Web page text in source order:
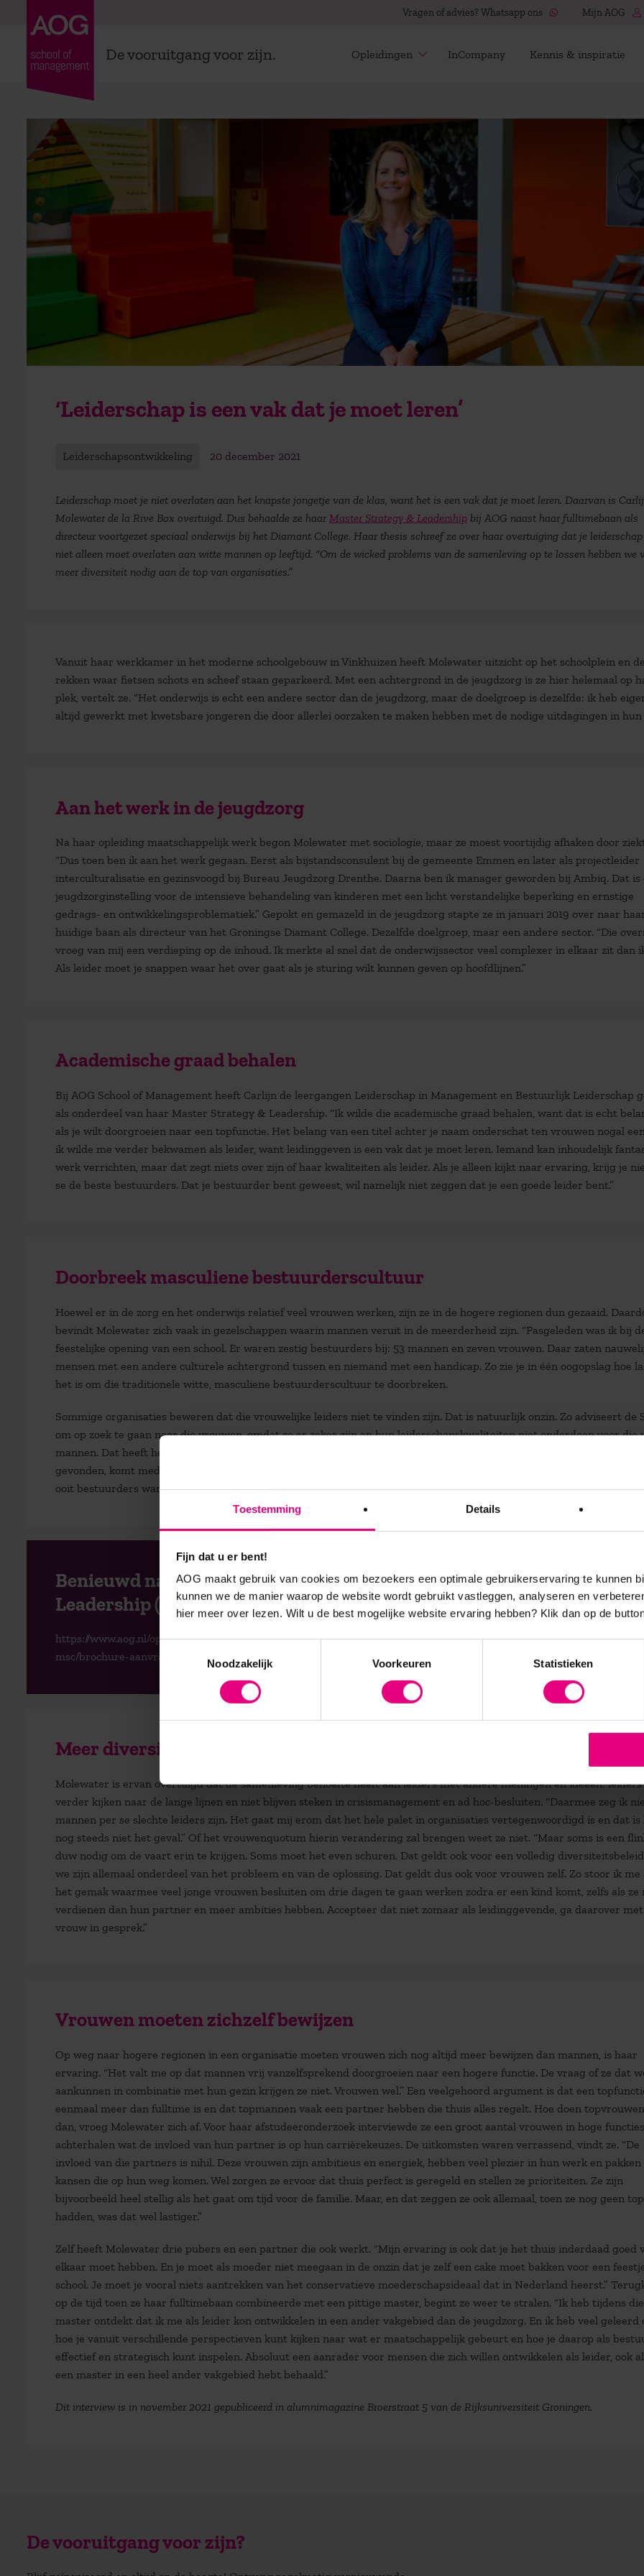
Toestemming Details
Fijn dat u er bent!
AOG maakt gebruik van cookies om bezoekers een optimale gebruikerservaring te kunnen
kunnen we de manier waarop de website wordt gebruikt vastleggen, analyseren en
hier meer over lezen. Wilt u de best mogelijke website ervaring hebben? Klik dan op de
Toestemmingsselectie
Noodzakelijk
Voorkeuren Statistieken
Vragen of advies? Whatsapp ons Mijn AOG
De vooruitgang voor zijn. Opleidingen InCompany Kennis & inspiratie
‘Leiderschap is een vak dat je moet leren’
Leiderschapsontwikkeling 20 december 2021
Leiderschap moet je niet overlaten aan het knapste jongetje van de klas, want het is een vak dat je moet leren. Daarvan is
Molewater de la Rive Box overtuigd. Dus behaalde ze haar Master Strategy & Leadership bij AOG naast haar fulltimebaan als
directeur voortgezet speciaal onderwijs bij het Diamant College. Haar thesis schreef ze over haar overtuiging dat je
niet alleen moet overlaten aan witte mannen op leeftijd. “Om de wicked problems van de samenleving op te lossen hebben we
meer diversiteit nodig aan de top van organisaties.”
Vanuit haar werkkamer in het moderne schoolgebouw in Vinkhuizen heeft Molewater uitzicht op het schoolplein en de
rekken waar fietsen schots en scheef staan geparkeerd. Met een achtergrond in de jeugdzorg is ze hier helemaal op
plek, vertelt ze. “Het onderwijs is echt een andere sector dan de jeugdzorg, maar de doelgroep is dezelfde: ik heb
altijd gewerkt met kwetsbare jongeren die door allerlei oorzaken te maken hebben met de nodige uitdagingen in hun
Aan het werk in de jeugdzorg
Na haar opleiding maatschappelijk werk begon Molewater met sociologie, maar ze moest voortijdig afhaken door
“Dus toen ben ik aan het werk gegaan. Eerst als bijstandsconsulent bij de gemeente Emmen en later als projectleider
interculturalisatie en gezinsvoogd bij Bureau Jeugdzorg Drenthe. Daarna ben ik manager geworden bij Ambiq. Dat is
jeugdzorginstelling voor de intensieve behandeling van kinderen met een licht verstandelijke beperking en ernstige
gedrags- en ontwikkelingsproblematiek.” Gepokt en gemazeld in de jeugdzorg stapte ze in januari 2019 over naar
huidige baan als directeur van het Groningse Diamant College. Dezelfde doelgroep, maar een andere sector. “Die
vroeg van mij een verdieping op de inhoud. Ik merkte al snel dat de onderwijssector veel complexer in elkaar zit dan
Als leider moet je snappen waar het over gaat als je sturing wilt kunnen geven op hoofdlijnen.”
Academische graad behalen
Bij AOG School of Management heeft Carlijn de leergangen Leiderschap in Management en Bestuurlijk Leiderschap
als onderdeel van haar Master Strategy & Leadership. “Ik wilde die academische graad behalen, want dat is echt
als je wilt doorgroeien naar een topfunctie. Het belang van een titel achter je naam onderschat ten vrouwen nogal
ik wilde me verder bekwamen als leider, want leidinggeven is een vak dat je moet leren. Iemand kan inhoudelijk
werk verrichten, maar dat zegt niets over zijn of haar kwaliteiten als leider. Als je alleen kijkt naar ervaring, krijg je
se de beste bestuurders. Dat je bestuurder bent geweest, wil namelijk niet zeggen dat je een goede leider bent.”
Doorbreek masculiene bestuurderscultuur
Hoewel er in de zorg en het onderwijs relatief veel vrouwen werken, zijn ze in de hogere regionen dun gezaaid.
bevindt Molewater zich vaak in gezelschappen waarin mannen veruit in de meerderheid zijn. “Pasgeleden was ik bij
feestelijke opening van een school. Er waren zestig bestuurders bij: 53 mannen en zeven vrouwen. Daar zaten
mensen met een andere culturele achtergrond tussen en niemand met een handicap. Zo zie je in één oogopslag hoe
het is om die traditionele witte, masculiene bestuurderscultuur te doorbreken.
Sommige organisaties beweren dat die vrouwelijke leiders niet te vinden zijn. Dat is natuurlijk onzin. Zo adviseert de
om op zoek te gaan naar die vrouwen, omdat ze er zeker zijn en hun leiderschapskwaliteiten niet onderdoen voor die
mannen. Dat heeft het onderzoek van hoogleraar Janka Stoker duidelijk aangetoond. Dat die vrouwen niet worden
gevonden, komt mede doordat recruitmentbureaus voor hogere functies vaak worden gerund door witte mannen die
ooit bestuurders waren. Die zoeken naar hun gelijken. Die manier van werven past niet meer bij deze tijd.”
Benieuwd naar de Master Strategy &
Leadership (MSc)?
https://www.aog.nl/opleiding/professional-master-strategy-leadership-
msc/brochure-aanvragen/
Meer diversiteit nodig in bestuurskamers
Molewater is ervan overtuigd dat de samenleving behoefte heeft aan leiders met andere meningen en ideeën:
verder kijken naar de lange lijnen en niet blijven steken in crisismanagement en ad hoc-besluiten. “Daarmee zeg ik
mannen per se slechte leiders zijn. Het gaat mij erom dat het hele palet in organisaties vertegenwoordigd is en dat is
nog steeds niet het geval.” Of het vrouwenquotum hierin verandering zal brengen weet ze niet. “Maar soms is een
duw nodig om de vaart erin te krijgen. Soms moet het even schuren. Dat geldt ook voor een volledig
we zijn allemaal onderdeel van het probleem en van de oplossing. Dat geldt dus ook voor vrouwen zelf. Zo stoor ik me
het gemak waarmee veel jonge vrouwen besluiten om drie dagen te gaan werken zodra er een kind komt, zelfs als ze
verdienen dan hun partner en meer ambities hebben. Accepteer dat niet zomaar als leidinggevende, ga daarover met
vrouw in gesprek.”
Vrouwen moeten zichzelf bewijzen
Op weg naar hogere regionen in een organisatie moeten vrouwen zich nog altijd meer bewijzen dan mannen, is haar
ervaring. “Het valt me op dat mannen vrij vanzelfsprekend doorgroeien naar een hogere functie. De vraag of ze dat
aankunnen in combinatie met hun gezin krijgen ze niet. Vrouwen wel.” Een veelgehoord argument is dat een
eenmaal meer dan fulltime is en dat topmannen vaak een partner hebben die thuis alles regelt. Hoe doen
dan, vroeg Molewater zich af. Voor haar afstudeeronderzoek interviewde ze een groot aantal vrouwen in hoge
achterhalen wat de invloed van hun partner is op hun carrièrekeuzes. De uitkomsten waren verrassend, vindt ze. “De
invloed van die partners is nihil. Deze vrouwen zijn ambitieus en energiek, hebben veel plezier in hun werk en pakken
kansen die op hun weg komen. Wel zorgen ze ervoor dat thuis perfect is geregeld en stellen ze prioriteiten. Ze zijn
bijvoorbeeld heel stellig als het gaat om tijd voor de familie. Maar, en dat zeggen ze ook allemaal, toen ze nog geen
hadden, was dat wel lastiger.”
Zelf heeft Molewater drie pubers en een partner die ook werkt. “Mijn ervaring is ook dat je het thuis inderdaad goed
elkaar moet hebben. En je moet als moeder niet meegaan in de onzin dat je zelf een cake moet bakken voor een
school. Je moet je vooral niets aantrekken van het conservatieve moederschapsideaal dat in Nederland heerst.”
op de tijd toen ze haar fulltimebaan combineerde met een pittige master, begint ze weer te stralen. “Ik heb tijdens die
master ontdekt dat ik me als leider kon ontwikkelen in een ander vakgebied dan de jeugdzorg. En ik heb veel geleerd
hoe je vanuit verschillende perspectieven kunt kijken naar wat er maatschappelijk gebeurt en hoe je daarop als
effectief en strategisch kunt inspelen. Absoluut een aanrader voor mensen die zich willen ontwikkelen als leider, ook
een master in een heel ander vakgebied hebt behaald.”
Dit interview is in november 2021 gepubliceerd in alumnimagazine Broerstraat 5 van de Rijksuniversiteit Groningen.
De vooruitgang voor zijn?